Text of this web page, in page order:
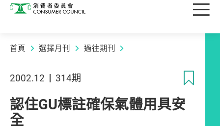
消費者委員會 目
首頁 選擇月刊 過往期刊
2002.12 314期
認住GU標註確保氣體用具安
全